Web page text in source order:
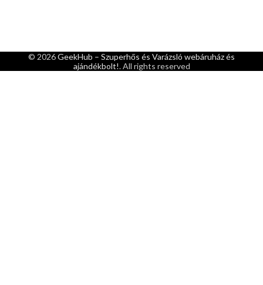
© 2026GeekHub – Szuperhős és Varázsló webáruház és
ajándékbolt!. All rights reserved